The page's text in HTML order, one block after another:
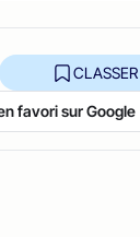
CLASSER
favori sur Google